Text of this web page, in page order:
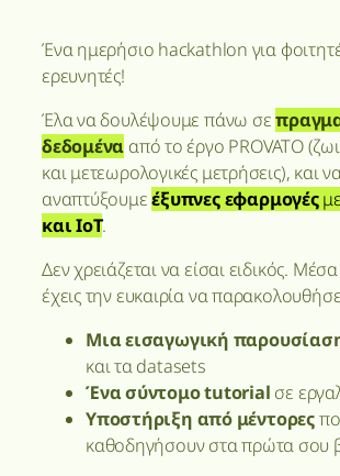
Ένα ημερήσιο hackathlon για
ερευνητές!
Έλα να δουλέψουμε πάνω σε
δεδομένα από το έργο PROVATO
και μετεωρολογικές μετρήσεις), και
αναπτύξουμεέξυπνες εφαρμογές
και IoT.
Δεν χρειάζεται να είσαι ειδικός.
έχεις την ευκαιρία να
Μια εισαγωγική
και τα datasets
Ένα σύντομο tutorial σε
Υποστήριξη από μέντορες
καθοδηγήσουν στα πρώτα σου